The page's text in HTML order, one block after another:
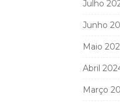
Julho
Junho
Maio
Abril
Março